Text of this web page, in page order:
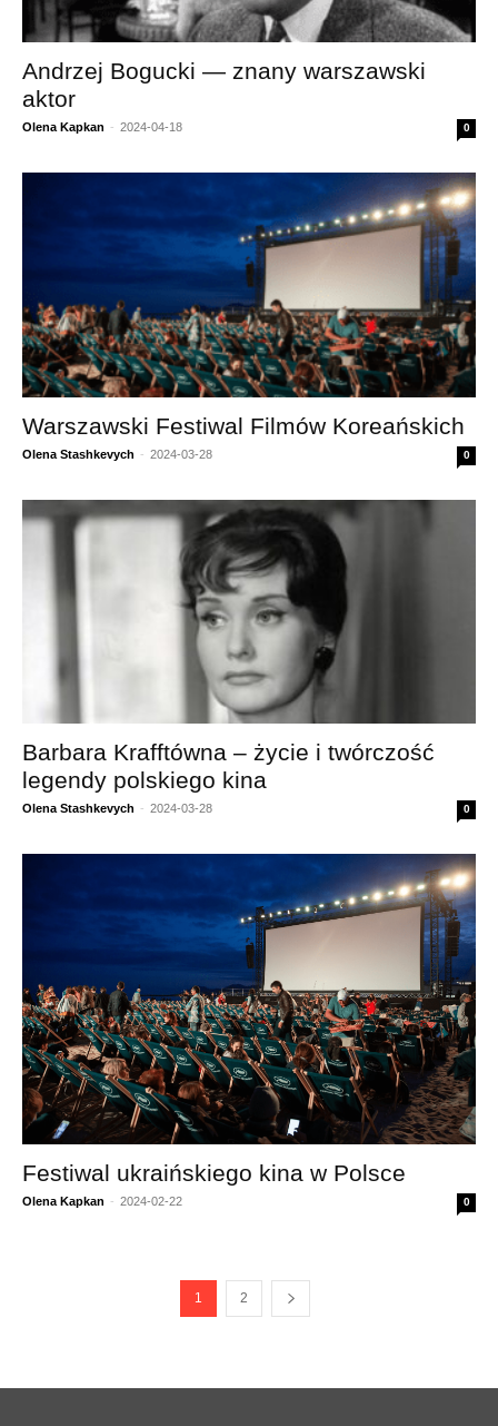
Andrzej Bogucki — znany warszawski
aktor
Olena Kapkan - 2024-04-18 0
Warszawski Festiwal Filmów Koreańskich
Olena Stashkevych - 2024-03-28 0
Barbara Krafftówna – życie i twórczość
legendy polskiego kina
Olena Stashkevych - 2024-03-28 0
Festiwal ukraińskiego kina w Polsce
Olena Kapkan - 2024-02-22 0
1 2